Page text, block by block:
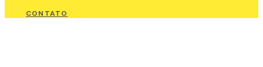
CONTATO